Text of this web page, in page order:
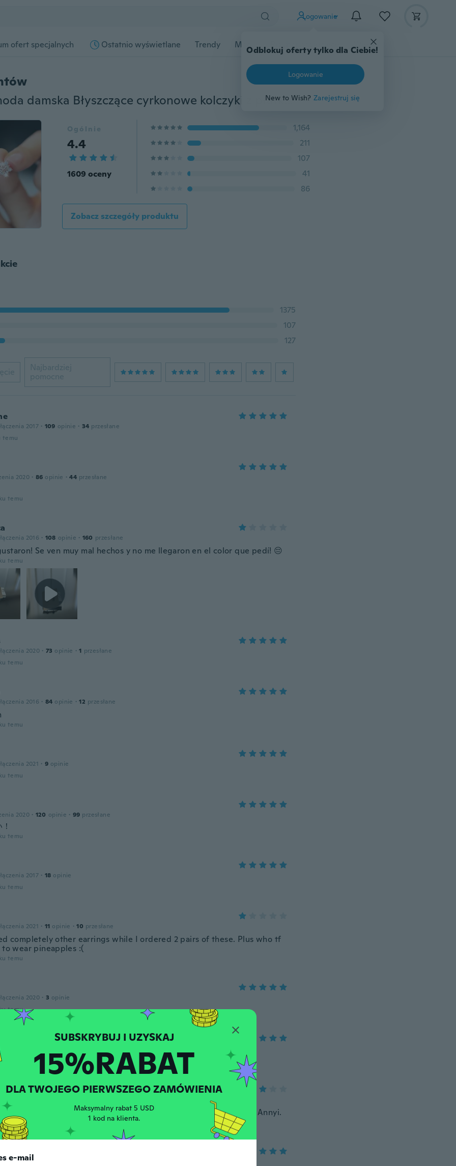
Logowanie
Odblokuj oferty tylko dla Ciebie!
Logowanie
New to Wish? Zarejestruj się
ofert specjalnych Ostatnio wyświetlane Trendy Moda Przybory dziecięce Więcej
Elegancka moda damska Błyszczące cyrkonowe kolczyki z płatkami śniegu dla pań Biżuteria Para / zestaw
Ogólnie
4.4
1609 oceny
1,164
211
107
41
86
Zobacz szczegóły produktu
1375
107
127
Najbardziej
pomocne
2017 · 109 opinie · 34 przesłane
temu
2020 · 86 opinie · 44 przesłane
temu
2016 · 108 opinie · 160 przesłane
Se ven muy mal hechos y no me llegaron en el color que pedí! 😔
temu
2020 · 73 opinie · 1 przesłane
temu
2016 · 84 opinie · 12 przesłane
temu
2021 · 9 opinie
temu
2020 · 120 opinie · 99 przesłane
temu
2017 · 18 opinie
temu
2021 · 11 opinie · 10 przesłane
completely other earrings while I ordered 2 pairs of these. Plus who tf
to wear pineapples :(
temu
2020 · 3 opinie
temu
2018
temu
sem azt kaptam amit rendeltem. Másfajta. Nem igazán tetszik. Annyi.
temu
2018
15%RABAT
DLA TWOJEGO PIERWSZEGO ZAMÓWIENIA
Maksymalny rabat 5 USD
1 kod na klienta.
e-mail